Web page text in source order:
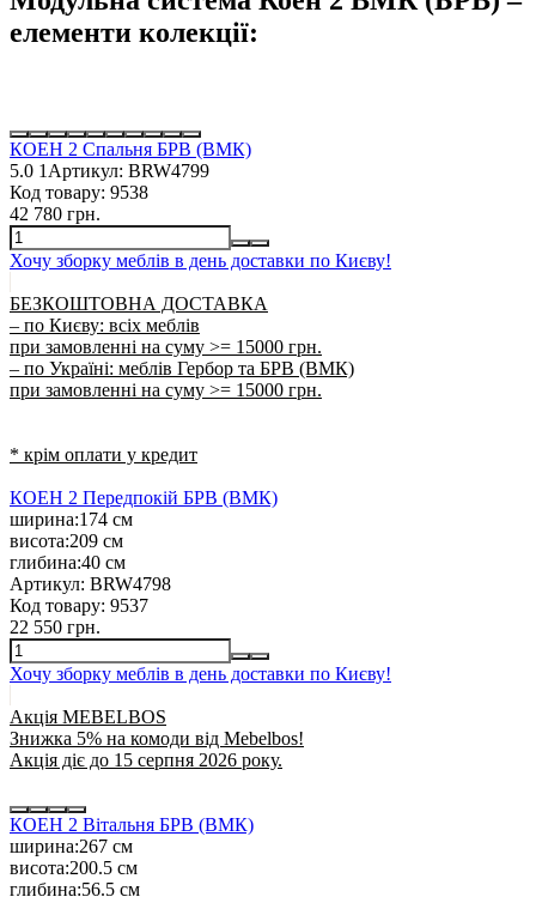
елементи колекції:
КОЕН 2 Спальня БРВ (ВМК)
5.0 1 Артикул: BRW4799
Код товару: 9538
42 780 грн.
Хочу зборку меблів в день доставки по Києву!
БЕЗКОШТОВНА ДОСТАВКА
– по Києву: всіх меблів
при замовленні на суму >= 15000 грн.
– по Україні: меблів Гербор та БРВ (ВМК)
при замовленні на суму >= 15000 грн.
* крім оплати у кредит
КОЕН 2 Передпокій БРВ (ВМК)
ширина:174 см
висота:209 см
глибина:40 см
Артикул: BRW4798
Код товару: 9537
22 550 грн.
Хочу зборку меблів в день доставки по Києву!
Акція MEBELBOS
Знижка 5% на комоди від Mebelbos!
Акція діє до 15 серпня 2026 року.
КОЕН 2 Вітальня БРВ (ВМК)
ширина:267 см
висота:200.5 см
глибина:56.5 см